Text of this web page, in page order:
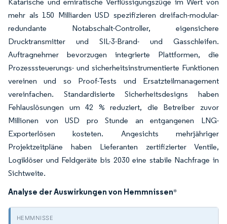
mehr als 150 Milliarden USD spezifizieren dreifach-modular-
redundante Notabschalt-Controller, eigensichere
Drucktransmitter und SIL-3-Brand- und Gasschleifen.
Auftragnehmer bevorzugen integrierte Plattformen, die
Prozesssteuerungs- und sicherheitsinstrumentierte Funktionen
vereinen und so Proof-Tests und Ersatzteilmanagement
vereinfachen. Standardisierte Sicherheitsdesigns haben
Fehlauslösungen um 42 % reduziert, die Betreiber zuvor
Millionen von USD pro Stunde an entgangenen LNG-
Exporterlösen kosteten. Angesichts mehrjähriger
Projektzeitpläne haben Lieferanten zertifizierter Ventile,
Logiklöser und Feldgeräte bis 2030 eine stabile Nachfrage in
Sichtweite.
Analyse der Auswirkungen von Hemmnissen*